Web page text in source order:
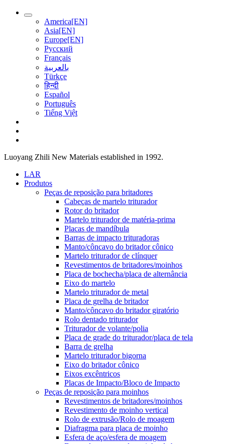
America[EN]
Asia[EN]
Europe[EN]
Русский
Français
بالعربية
Türkçe
हिन्दी
Español
Português
Tiếng Việt
Luoyang Zhili New Materials established in 1992.
LAR
Produtos
Peças de reposição para britadores
Cabeças de martelo triturador
Rotor do britador
Martelo triturador de matéria-prima
Placas de mandíbula
Barras de impacto trituradoras
Manto/côncavo do britador cônico
Martelo triturador de clínquer
Revestimentos de britadores/moinhos
Placa de bochecha/placa de alternância
Eixo do martelo
Martelo triturador de metal
Placa de grelha de britador
Manto/côncavo do britador giratório
Rolo dentado triturador
Triturador de volante/polia
Placa de grade do triturador/placa de tela
Barra de grelha
Martelo triturador bigorna
Eixo do britador cônico
Eixos excêntricos
Placas de Impacto/Bloco de Impacto
Peças de reposição para moinhos
Revestimentos de britadores/moinhos
Revestimento de moinho vertical
Rolo de extrusão/Rolo de moagem
Diafragma para placa de moinho
Esfera de aço/esfera de moagem